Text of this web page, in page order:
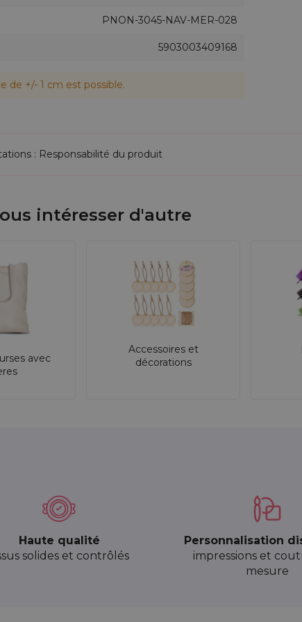
mon logo ?
sur commande en gros, idéales pour
PNON-3045-NAV-MER-028
5903003409168
de +/- 1 cm est possible.
: Responsabilité du produit
intéresser d'autre
avec
Accessoires et
décorations
Haute qualité
solides et contrôlés
Personnalisation
impressions et
mesure